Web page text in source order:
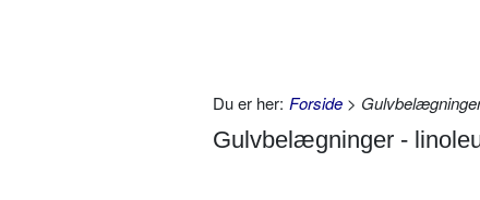
Du er her: Forside >
Gulvbelægninger -